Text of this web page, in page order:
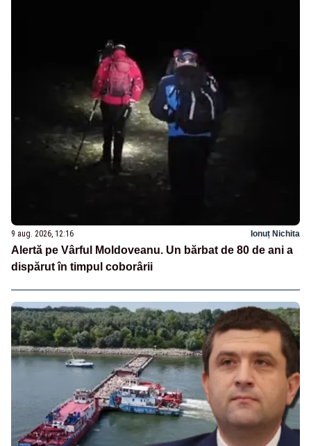
9 aug. 2026, 12:16 Ionuț Nichita
Alertă pe Vârful Moldoveanu. Un bărbat de 80 de ani a
dispărut în timpul coborârii